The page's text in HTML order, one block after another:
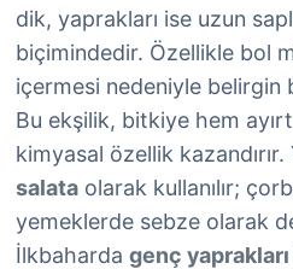
dik, yaprakları ise uzun
biçimindedir. Özellikle bol
içermesi nedeniyle belirgin
Bu ekşilik, bitkiye hem
kimyasal özellik
salata olarak kullanılır;
yemeklerde sebze olarak
İlkbaharda genç yaprakları